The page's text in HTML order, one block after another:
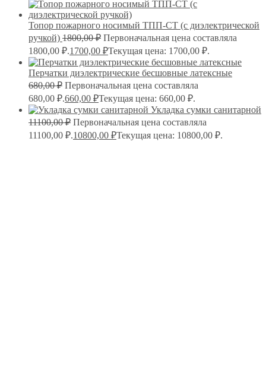
Топор пожарного носимый ТПП-СТ (с диэлектрической
ручкой) 1800,00₽ Первоначальная цена составляла
1800,00 ₽.1700,00 ₽Текущая цена: 1700,00 ₽.
Перчатки диэлектрические бесшовные латексные
680,00₽ Первоначальная цена составляла
680,00 ₽.660,00 ₽Текущая цена: 660,00 ₽.
Укладка сумки санитарной
11100,00₽ Первоначальная цена составляла
11100,00 ₽.10800,00 ₽Текущая цена: 10800,00 ₽.